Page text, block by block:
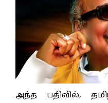
அந்த பதிவில்,